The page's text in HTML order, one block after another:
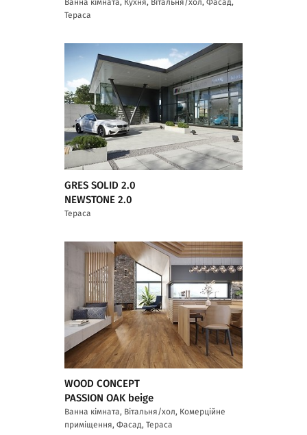
Ванна кімната, Кухня, Вітальня/хол, Фасад,
Тераса
GRES SOLID 2.0
NEWSTONE 2.0
Тераса
WOOD CONCEPT
PASSION OAK beige
Ванна кімната, Вітальня/хол, Комерційне
приміщення, Фасад, Тераса